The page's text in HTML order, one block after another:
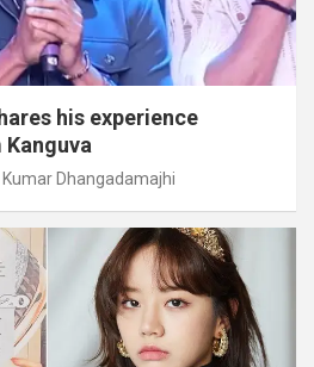
his experience
Dhangadamajhi